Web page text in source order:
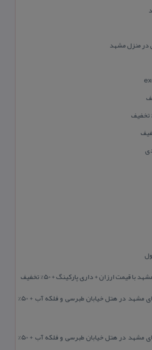
منزل مشهد
قیمت ارزان + داری پارکینگ + 50% تخفیف
لیست هتل آپارتمان های مشهد در هتل خیابان طبرسی و فلکه آب + 50%
لیست هتل آپارتمان های مشهد در هتل خیابان طبرسی و فلکه آب + 50%